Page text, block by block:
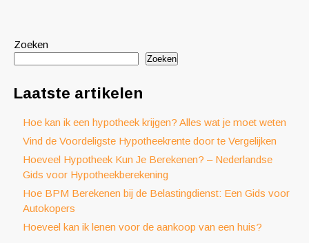
Zoeken
Zoeken
Laatste artikelen
Hoe kan ik een hypotheek krijgen? Alles wat je moet weten
Vind de Voordeligste Hypotheekrente door te Vergelijken
Hoeveel Hypotheek Kun Je Berekenen? – Nederlandse
Gids voor Hypotheekberekening
Hoe BPM Berekenen bij de Belastingdienst: Een Gids voor
Autokopers
Hoeveel kan ik lenen voor de aankoop van een huis?